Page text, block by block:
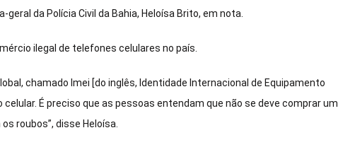
da Polícia Civil da Bahia, Heloísa Brito, em nota.
ilegal de telefones celulares no país.
chamado Imei [do inglês, Identidade Internacional de Equipamento
É preciso que as pessoas entendam que não se deve comprar um
roubos”, disse Heloísa.